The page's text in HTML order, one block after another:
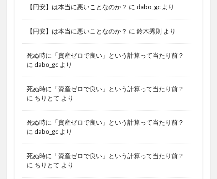
【円安】は本当に悪いことなのか？ に dabo_gc より
【円安】は本当に悪いことなのか？ に 鈴木秀則 より
死ぬ時に「資産ゼロで良い」という計算って当たり前？
に dabo_gc より
死ぬ時に「資産ゼロで良い」という計算って当たり前？
に ちりとて より
死ぬ時に「資産ゼロで良い」という計算って当たり前？
に dabo_gc より
死ぬ時に「資産ゼロで良い」という計算って当たり前？
に ちりとて より